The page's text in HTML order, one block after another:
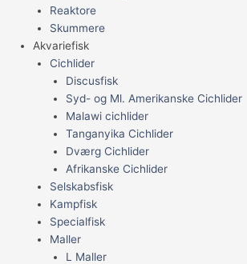
Reaktore
Skummere
Akvariefisk
Cichlider
Discusfisk
Syd- og Ml. Amerikanske Cichlider
Malawi cichlider
Tanganyika Cichlider
Dværg Cichlider
Afrikanske Cichlider
Selskabsfisk
Kampfisk
Specialfisk
Maller
L Maller